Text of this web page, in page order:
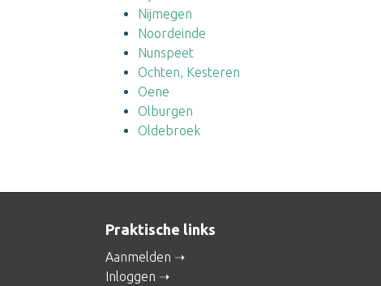
Nijmegen
Noordeinde
Nunspeet
Ochten, Kesteren
Oene
Olburgen
Oldebroek
Praktische links
Aanmelden
Inloggen